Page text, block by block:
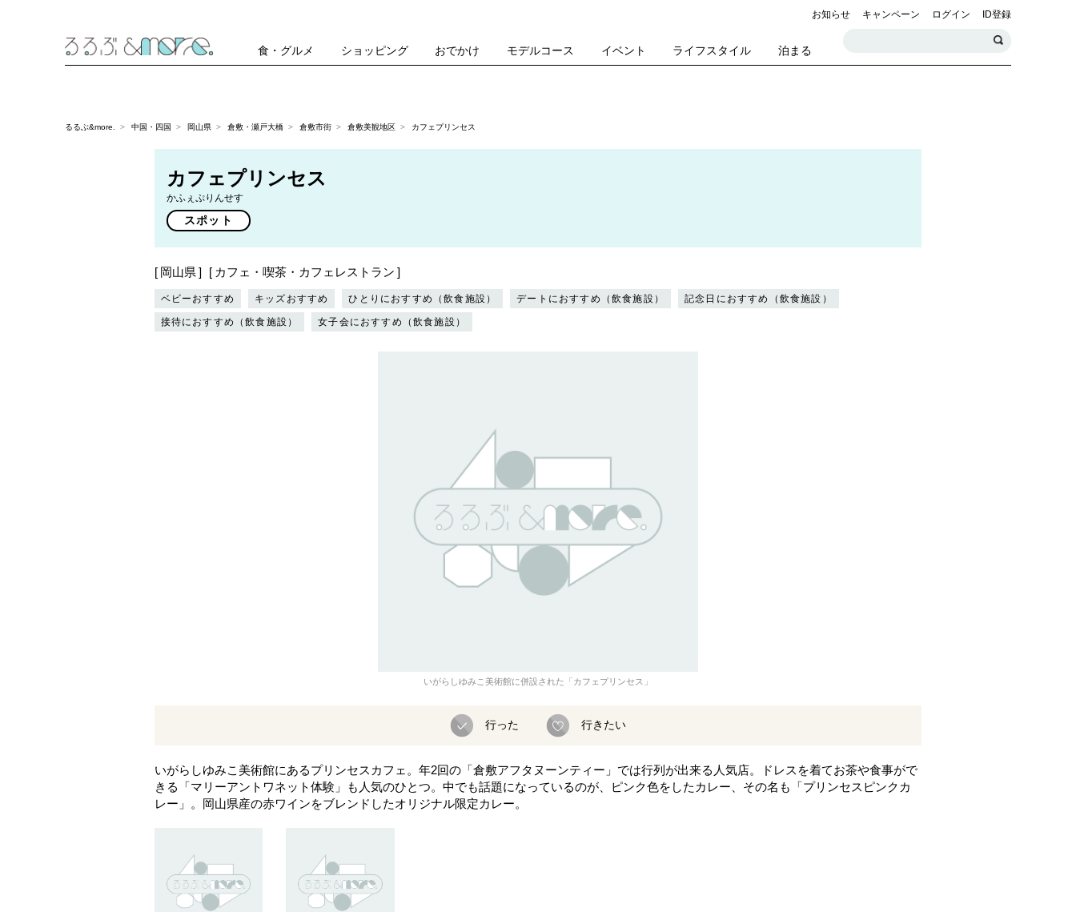
お知らせ キャンペーン ログイン ID登録
食・グルメ ショッピング おでかけ モデルコース イベント ライフスタイル 泊まる
るるぶ&more. 中国・四国 岡山県 倉敷・瀬戸大橋 倉敷市街 倉敷美観地区 カフェプリンセス
カフェプリンセス
かふぇぷりんせす
スポット
岡山県 カフェ・喫茶・カフェレストラン
ベビーおすすめ キッズおすすめ ひとりにおすすめ（飲食施設） デートにおすすめ（飲食施設） 記念日におすすめ（飲食施設）
接待におすすめ（飲食施設） 女子会におすすめ（飲食施設）
いがらしゆみこ美術館に併設された「カフェプリンセス」
行った 行きたい
いがらしゆみこ美術館にあるプリンセスカフェ。年2回の「倉敷アフタヌーンティー」では行列が出来る人気店。ドレスを着てお茶や食事がで
きる「マリーアントワネット体験」も人気のひとつ。中でも話題になっているのが、ピンク色をしたカレー、その名も「プリンセスピンクカ
レー」。岡山県産の赤ワインをブレンドしたオリジナル限定カレー。